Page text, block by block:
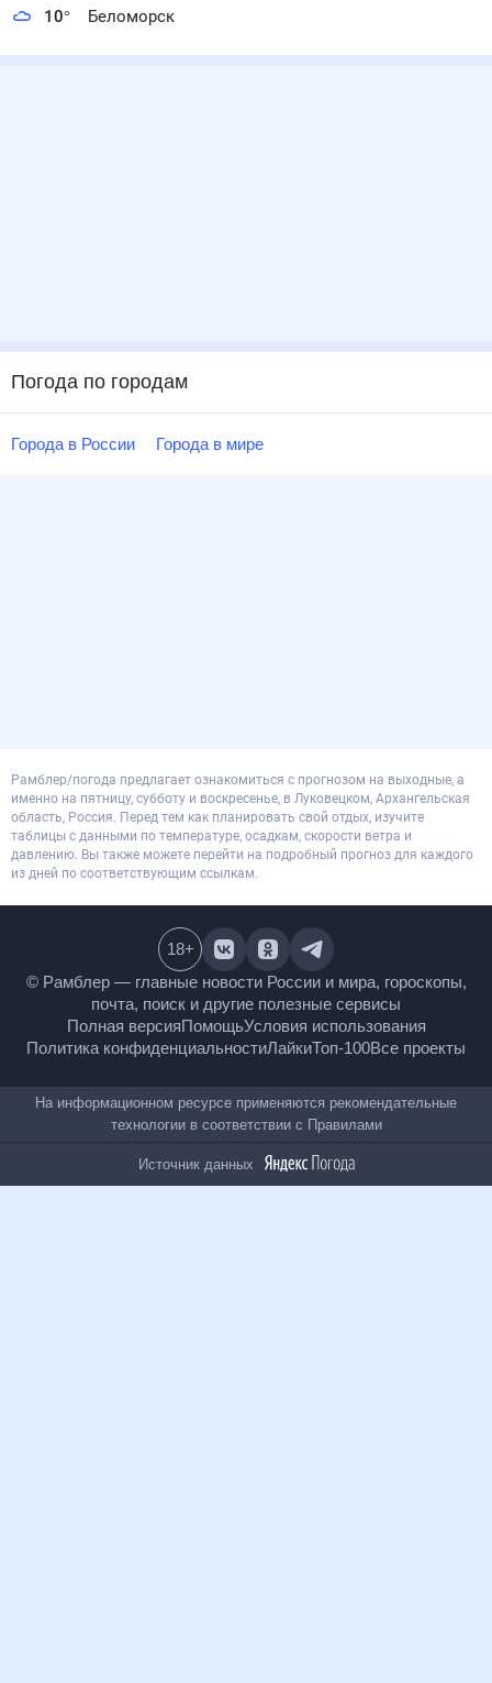
10° Беломорск
Погода по городам
Города в России Города в мире
Рамблер/погода предлагает ознакомиться с прогнозом на выходные, а
именно на пятницу, субботу и воскресенье, в Луковецком, Архангельская
область, Россия. Перед тем как планировать свой отдых, изучите
таблицы с данными по температуре, осадкам, скорости ветра и
давлению. Вы также можете перейти на подробный прогноз для каждого
из дней по соответствующим ссылкам.
© Рамблер — главные новости России и мира,
гороскопы, почта, поиск и другие полезные сервисы
Полная версияПомощьУсловия использования
Политика конфиденциальностиЛайкиТоп-100
18+
На информационном ресурсе применяются
рекомендательные технологии в соответствии сПравилами
Источник данных